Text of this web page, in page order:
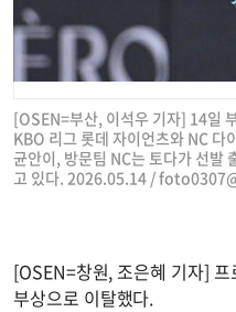
[OSEN=부산, 이석우 기자] 14일
KBO 리그 롯데 자이언츠와 NC 다
균안이, 방문팀 NC는 토다가 선발
고 있다. 2026.05.14 /
[OSEN=창원, 조은혜 기자]
부상으로 이탈했다.